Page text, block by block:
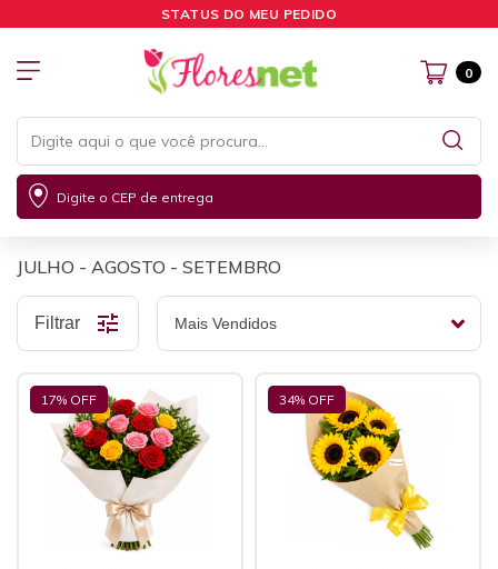
STATUS DO MEU PEDIDO
0
Digite o CEP de entrega
JULHO - AGOSTO - SETEMBRO
Filtrar
17% OFF 34% OFF